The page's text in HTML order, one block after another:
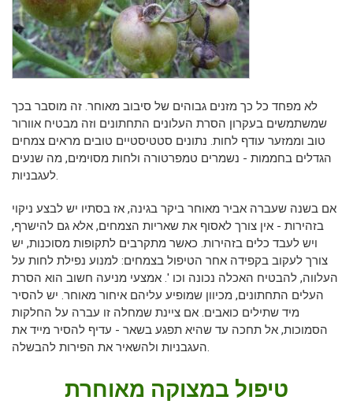
לא מפחד כל כך מזנים גבוהים של סיבוב מאוחר. זה מוסבר בכך
שמשתמשים בעקרון הסרת העלונים התחתונים וזה מבטיח אוורור
טוב וממזער עודף לחות. נתונים סטטיסטיים טובים מראים צמחים
הגדלים בחממות - נשמרים טמפרטורה ולחות מסוימים, מה שנעים
לעגבניות.
אם בשנה שעברה אביר מאוחר ביקר בגינה, אז בסתיו יש לבצע ניקוי
בזהירות - אין צורך לאסוף את שאריות הצמחים, אלא גם להישרף,
ויש לעבד כלים בזהירות. כאשר מתקרבים לתקופות מסוכנות, יש
צורך לעקוב בקפידה אחר הטיפול בצמחים: למנוע נפילת לחות על
העלווה, להבטיח האכלה נכונה וכו '. אמצעי מניעה חשוב הוא הסרת
העלים התחתונים, מכיוון שמופיע עליהם איחור מאוחר. יש להסיר
מיד שתילים כואבים. אם ציינת שמחלה זו עברה על החלקות
הסמוכות, אל תחכה עד שהיא תפגע בשאר - עדיף להסיר מייד את
העגבניות ולהשאיר את הפירות להבשלה.
טיפול במצוקה מאוחרת